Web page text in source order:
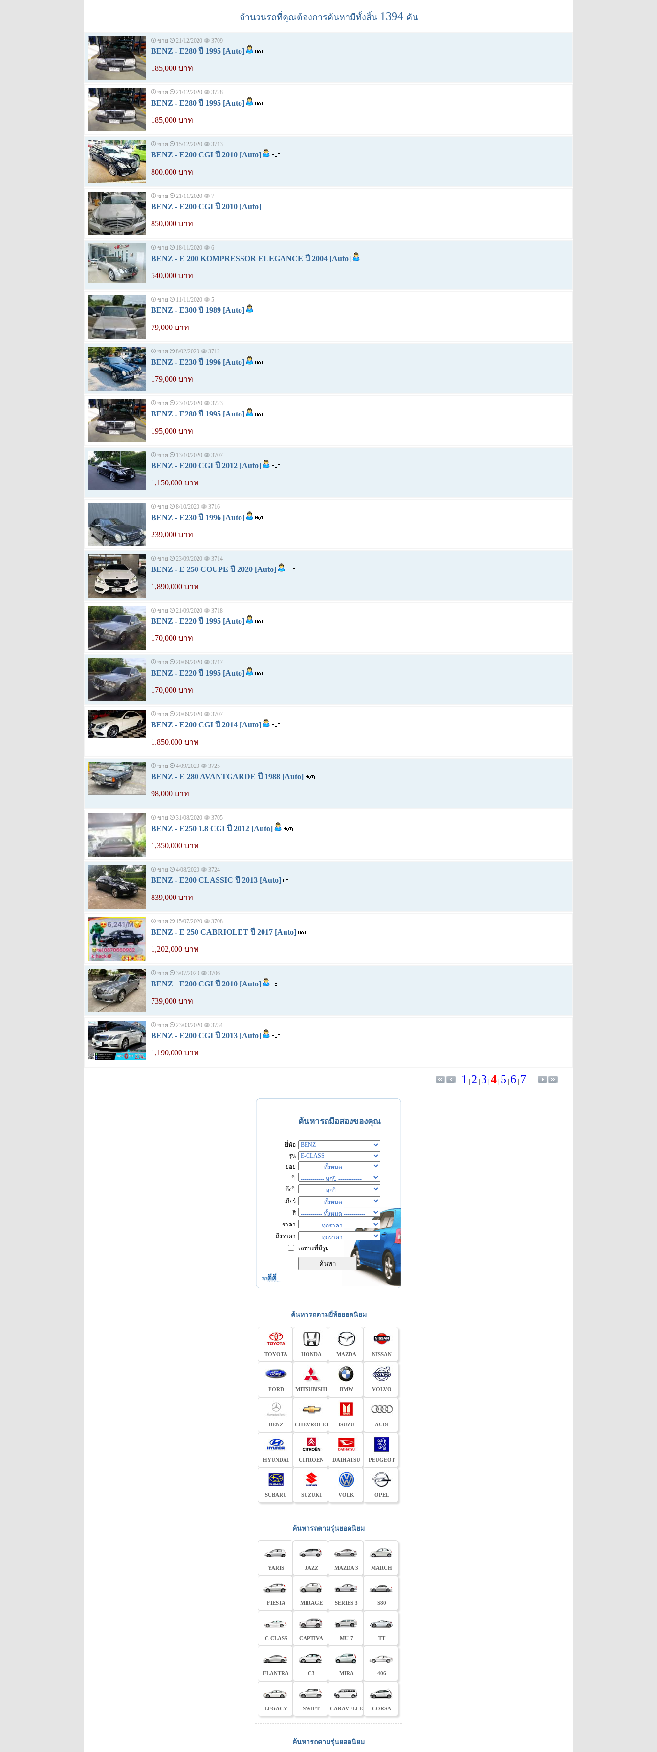
จำนวนรถที่คุณต้องการค้นหามีทั้งสิ้น 1394 คัน
ขาย 21/12/2020 3709
BENZ - E280 ปี 1995 [Auto]
185,000 บาท
ขาย 21/12/2020 3728
BENZ - E280 ปี 1995 [Auto]
185,000 บาท
ขาย 15/12/2020 3713
BENZ - E200 CGI ปี 2010 [Auto]
800,000 บาท
ขาย 21/11/2020 7
BENZ - E200 CGI ปี 2010 [Auto]
850,000 บาท
ขาย 18/11/2020 6
BENZ - E 200 KOMPRESSOR ELEGANCE ปี 2004 [Auto]
540,000 บาท
ขาย 11/11/2020 5
BENZ - E300 ปี 1989 [Auto]
79,000 บาท
ขาย 8/02/2020 3712
BENZ - E230 ปี 1996 [Auto]
179,000 บาท
ขาย 23/10/2020 3723
BENZ - E280 ปี 1995 [Auto]
195,000 บาท
ขาย 13/10/2020 3707
BENZ - E200 CGI ปี 2012 [Auto]
1,150,000 บาท
ขาย 8/10/2020 3716
BENZ - E230 ปี 1996 [Auto]
239,000 บาท
ขาย 23/09/2020 3714
BENZ - E 250 COUPE ปี 2020 [Auto]
1,890,000 บาท
ขาย 21/09/2020 3718
BENZ - E220 ปี 1995 [Auto]
170,000 บาท
ขาย 20/09/2020 3717
BENZ - E220 ปี 1995 [Auto]
170,000 บาท
ขาย 20/09/2020 3707
BENZ - E200 CGI ปี 2014 [Auto]
1,850,000 บาท
ขาย 4/09/2020 3725
BENZ - E 280 AVANTGARDE ปี 1988 [Auto]
98,000 บาท
ขาย 31/08/2020 3705
BENZ - E250 1.8 CGI ปี 2012 [Auto]
1,350,000 บาท
ขาย 4/08/2020 3724
BENZ - E200 CLASSIC ปี 2013 [Auto]
839,000 บาท
ขาย 15/07/2020 3708
BENZ - E 250 CABRIOLET ปี 2017 [Auto]
1,202,000 บาท
ขาย 3/07/2020 3706
BENZ - E200 CGI ปี 2010 [Auto]
739,000 บาท
ขาย 23/03/2020 3734
BENZ - E200 CGI ปี 2013 [Auto]
1,190,000 บาท
1 2 3 4 5 6 7.....
ค้นหารถมือสองของคุณ
ยี่ห้อ
รุ่น
ย่อย
ปี
ถึงปี
เกียร์
สี
ราคา
ถึงราคา
เฉพาะที่มีรูป
ค้นหารถตามยี่ห้อยอดนิยม
TOYOTA HONDA MAZDA NISSAN
FORD MITSUBISHI BMW VOLVO
BENZ CHEVROLET ISUZU AUDI
HYUNDAI CITROEN DAIHATSU PEUGEOT
SUBARU SUZUKI VOLK OPEL
ค้นหารถตามรุ่นยอดนิยม
YARIS JAZZ MAZDA 3 MARCH
FIESTA MIRAGE SERIES 3 S80
C CLASS CAPTIVA MU-7 TT
ELANTRA C3 MIRA 406
LEGACY SWIFT CARAVELLE CORSA
ค้นหารถตามรุ่นยอดนิยม